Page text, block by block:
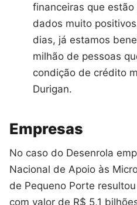
financeiras que
dados muito
dias, já estamos
milhão de pessoas
condição de crédito
Durigan.
Empresas
No caso do Desenrola
Nacional de Apoio às
de Pequeno Porte
com valor de R$ 5,1